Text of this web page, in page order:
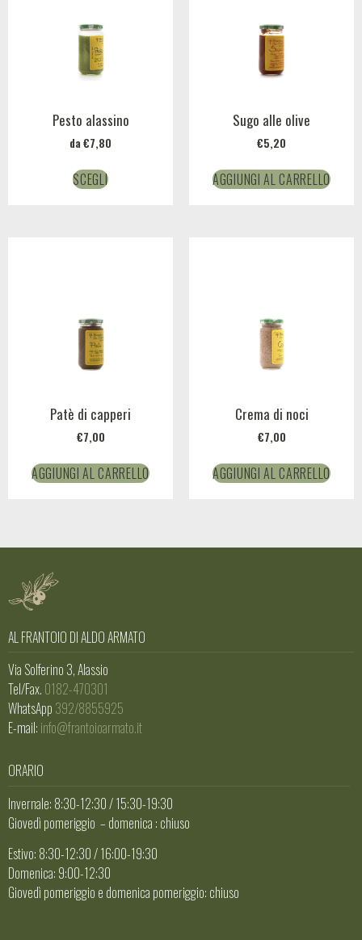
Pesto alassino
da €7,80
SCEGLI
Sugo alle olive
€5,20
AGGIUNGI AL CARRELLO
Patè di capperi
€7,00
AGGIUNGI AL CARRELLO
Crema di noci
€7,00
AGGIUNGI AL CARRELLO
AL FRANTOIO DI ALDO ARMATO
Via Solferino 3, Alassio
Tel/Fax. 0182-470301
WhatsApp 392/8855925
E-mail: info@frantoioarmato.it
ORARIO
Invernale: 8:30-12:30 / 15:30-19:30
Giovedì pomeriggio – domenica : chiuso
Estivo: 8:30-12:30 / 16:00-19:30
Domenica: 9:00-12:30
Giovedì pomeriggio e domenica pomeriggio: chiuso